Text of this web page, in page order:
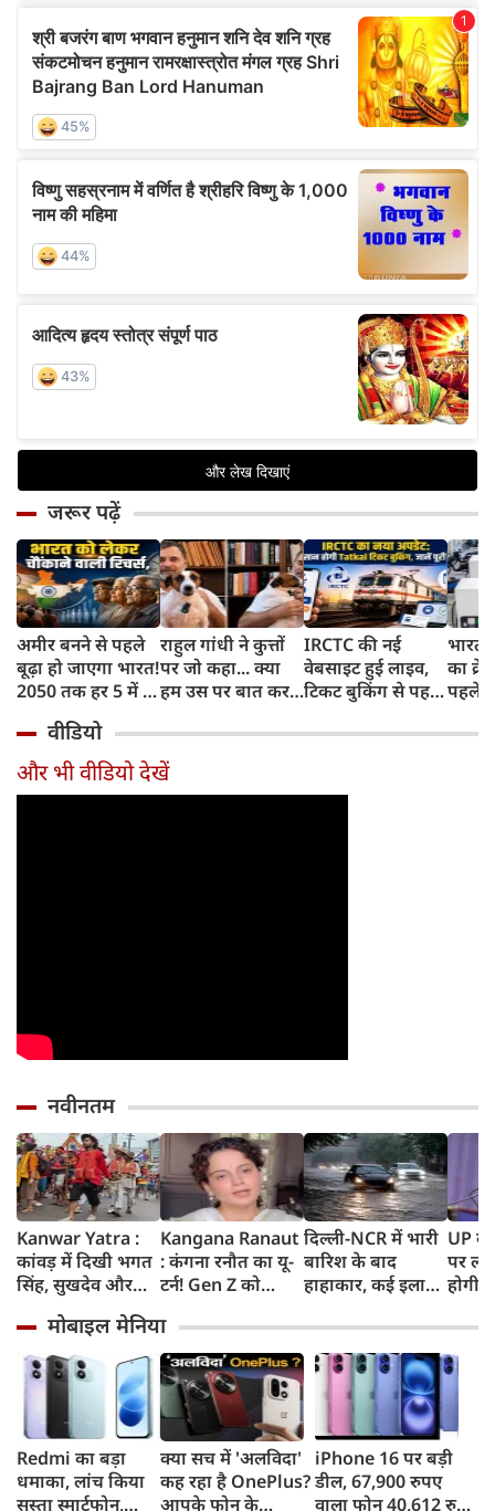
जरूर पढ़ें
अमीर बनने से पहले
बूढ़ा हो जाएगा भारत!
2050 तक हर 5 में 1
साल से ज्यादा उम्र का
राहुल गांधी ने कुत्तों
पर जो कहा... क्या
हम उस पर बात कर
IRCTC की नई
वेबसाइट हुई लाइव,
टिकट बुकिंग से पहले
काम, जानें पूरा
भारत
का
पहले
और
वीडियो
और भी वीडियो देखें
नवीनतम
Kanwar Yatra :
कांवड़ में दिखी भगत
सिंह, सुखदेव और
अमरगाथा,
शिवभक्तों ने अनोखे
अंदाज में दी
श्रद्धांजलि
Kangana Ranaut
: कंगना रनौत का यू-
टर्न! Gen Z को
'सबसे बड़ी ताकत',
कुछ दिन पहले
प्रदर्शनकारियों को
कहा था 'जेनरेशन
गटर'
दिल्ली-NCR में भारी
बारिश के बाद
हाहाकार, कई इलाकों
जाम में फंसे लोग,
सड़कों पर भरा कमर
तक पानी
UP के
पर
होगी
मीटर
पर
मोबाइल मेनिया
Redmi का बड़ा
धमाका, लांच किया
सस्ता स्मार्टफोन,
क्या सच में 'अलविदा'
कह रहा है OnePlus?
आपके फोन के
iPhone 16 पर बड़ी
डील, 67,900 रुपए
वाला फोन 40,612 रुपए